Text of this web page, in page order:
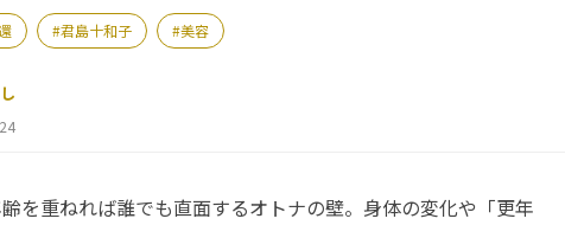
君島十和子 美容
を重ねれば誰でも直面するオトナの壁。身体の変化や「更年